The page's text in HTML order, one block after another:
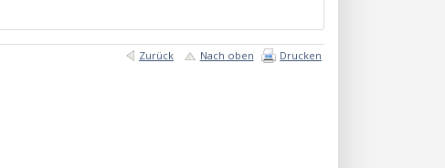
Zurück Nach oben Drucken